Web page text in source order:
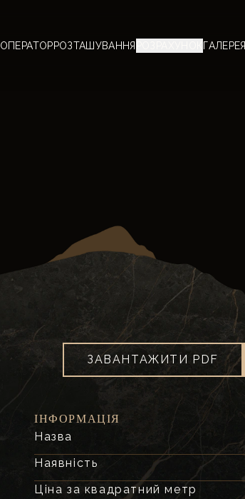
ОПЕРАТОРРОЗТАШУВАННЯ ГАЛЕРЕЯ
ЗАВАНТАЖИТИ PDF
ІНФОРМАЦІЯ
Назва
Наявність
Ціна за квадратний метр